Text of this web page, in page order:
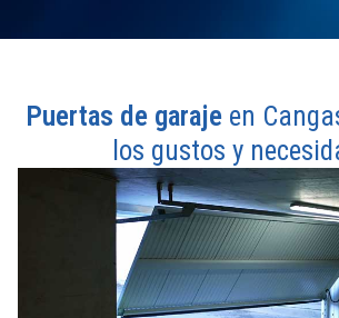
Puertas de garaje en
los gustos y